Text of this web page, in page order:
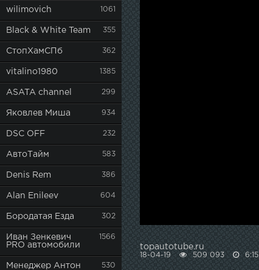
wilimovich 1061
Black & White Team 355
СтопХамСПб 362
vitalino1980 1385
ASATA channel 299
Яковлев Миша 934
DSC OFF 232
АвтоТайм 583
Denis Rem 386
Alan Enileev 604
Бородатая Езда 302
Иван Зенкевич
PRO автомобили
1566
Менеджер Антон 530
topautotube.ru
18-04-19 509 093 6:15